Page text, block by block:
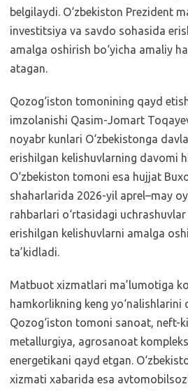
belgilaydi. O‘zbekiston Prezident
investitsiya va savdo sohasida
amalga oshirish bo‘yicha amaliy
atagan.
Qozog‘iston tomonining qayd
imzolanishi Qasim-Jomart
noyabr kunlari O‘zbekistonga
erishilgan kelishuvlarning davomi
O‘zbekiston tomoni esa hujjat
shaharlarida 2026-yil aprel–may
rahbarlari o‘rtasidagi uchrashuvlar
erishilgan kelishuvlarni amalga
ta’kidladi.
Matbuot xizmatlari ma’lumotiga
hamkorlikning keng yo‘nalishlarini
Qozog‘iston tomoni sanoat, neft-
metallurgiya, agrosanoat
energetikani qayd etgan.
xizmati xabarida esa